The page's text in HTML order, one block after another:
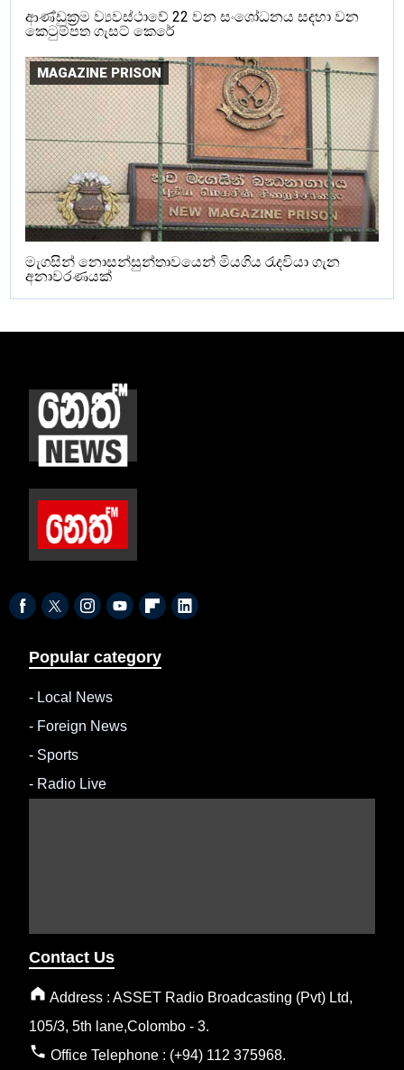
ආණ්ඩුක්‍රම ව්‍යවස්ථාවේ 22 වන සංශෝධනය සදහා වන
කෙටුම්පත ගැසට් කෙරේ
MAGAZINE PRISON
මැගසින් නොසන්සුන්තාවයෙන් මියගිය රැදවියා ගැන
අනාවරණයක්
Popular category
- Local News
- Foreign News
- Sports
- Radio Live
Contact Us
Address : ASSET Radio Broadcasting (Pvt) Ltd,
105/3, 5th lane,Colombo - 3.
Office Telephone : (+94) 112 375968.